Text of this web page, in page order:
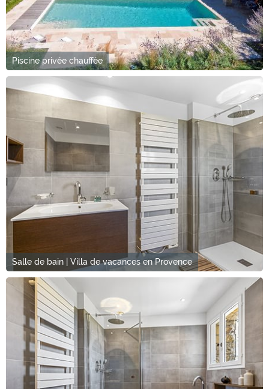
Piscine privée chauffée
Salle de bain | Villa de vacances en Provence